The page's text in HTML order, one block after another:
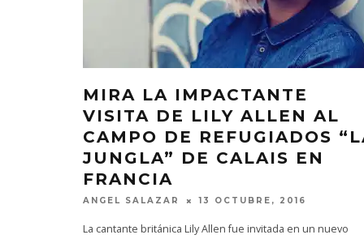
MIRA LA IMPACTANTE
VISITA DE LILY ALLEN AL
CAMPO DE REFUGIADOS
JUNGLA” DE CALAIS EN
FRANCIA
ANGEL SALAZAR 13 OCTUBRE, 2016
La cantante británica Lily Allen fue invitada en un nuevo